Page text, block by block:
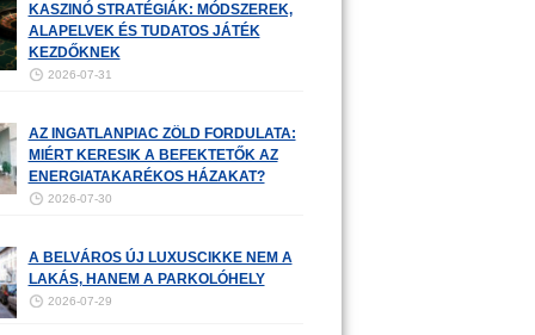
KASZINÓ STRATÉGIÁK: MÓDSZEREK,
ALAPELVEK ÉS TUDATOS JÁTÉK
KEZDŐKNEK
2026-07-31
AZ INGATLANPIAC ZÖLD FORDULATA:
MIÉRT KERESIK A BEFEKTETŐK AZ
ENERGIATAKARÉKOS HÁZAKAT?
2026-07-30
A BELVÁROS ÚJ LUXUSCIKKE NEM A
LAKÁS, HANEM A PARKOLÓHELY
2026-07-29